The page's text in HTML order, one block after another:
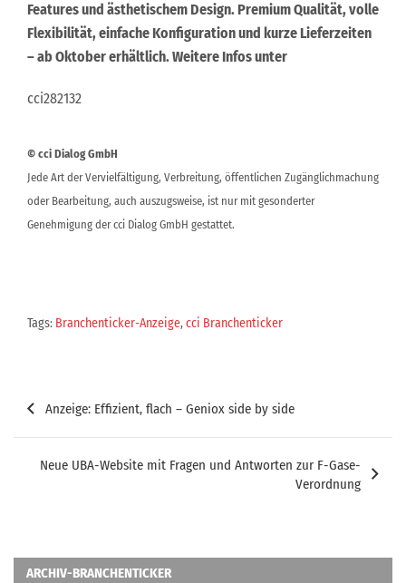
Features und ästhetischem Design. Premium Qualität, volle
Flexibilität, einfache Konfiguration und kurze Lieferzeiten
– ab Oktober erhältlich. Weitere Infos unter
cci282132
© cci Dialog GmbH
Jede Art der Vervielfältigung, Verbreitung, öffentlichen Zugänglichmachung
oder Bearbeitung, auch auszugsweise, ist nur mit gesonderter
Genehmigung der cci Dialog GmbH gestattet.
Tags: Branchenticker-Anzeige,cci Branchenticker
Beitragsnavigation
Anzeige: Effizient, flach – Geniox side by side
Neue UBA-Website mit Fragen und Antworten zur F-Gase-
Verordnung
ARCHIV-BRANCHENTICKER